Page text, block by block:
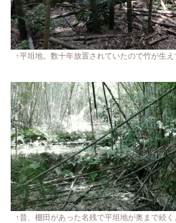
↑平坦地。数十年放置されていたので竹が生え
↑昔、棚田があった名残で平坦地が奥まで続